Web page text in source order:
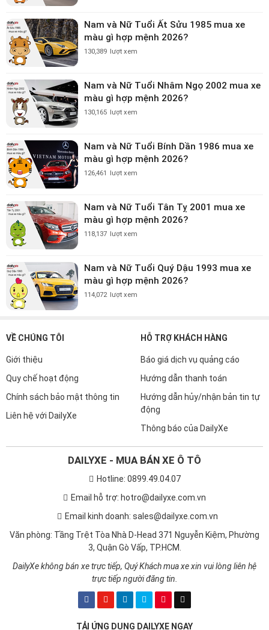
Nam và Nữ Tuổi Ất Sửu 1985 mua xe
màu gì hợp mệnh 2026?
130,389 lượt xem
Nam và Nữ Tuổi Nhâm Ngọ 2002 mua xe
màu gì hợp mệnh 2026?
130,165 lượt xem
Nam và Nữ Tuổi Bính Dần 1986 mua xe
màu gì hợp mệnh 2026?
126,461 lượt xem
Nam và Nữ Tuổi Tân Tỵ 2001 mua xe
màu gì hợp mệnh 2026?
118,137 lượt xem
Nam và Nữ Tuổi Quý Dậu 1993 mua xe
màu gì hợp mệnh 2026?
114,072 lượt xem
VỀ CHÚNG TÔI
Giới thiệu
Quy chế hoạt động
Chính sách bảo mật thông tin
Liên hệ với DailyXe
HỖ TRỢ KHÁCH HÀNG
Báo giá dịch vụ quảng cáo
Hướng dẫn thanh toán
Hướng dẫn hủy/nhận bản tin tự
động
Thông báo của DailyXe
DAILYXE - MUA BÁN XE Ô TÔ
Hotline: 0899.49.04.07
Email hỗ trợ: hotro@dailyxe.com.vn
Email kinh doanh: sales@dailyxe.com.vn
Văn phòng: Tầng Trệt Tòa Nhà D-Head 371 Nguyễn Kiệm, Phường
3, Quận Gò Vấp, TP.HCM.
DailyXe không bán xe trực tiếp, Quý Khách mua xe xin vui lòng liên hệ
trực tiếp người đăng tin.
TẢI ỨNG DỤNG DAILYXE NGAY